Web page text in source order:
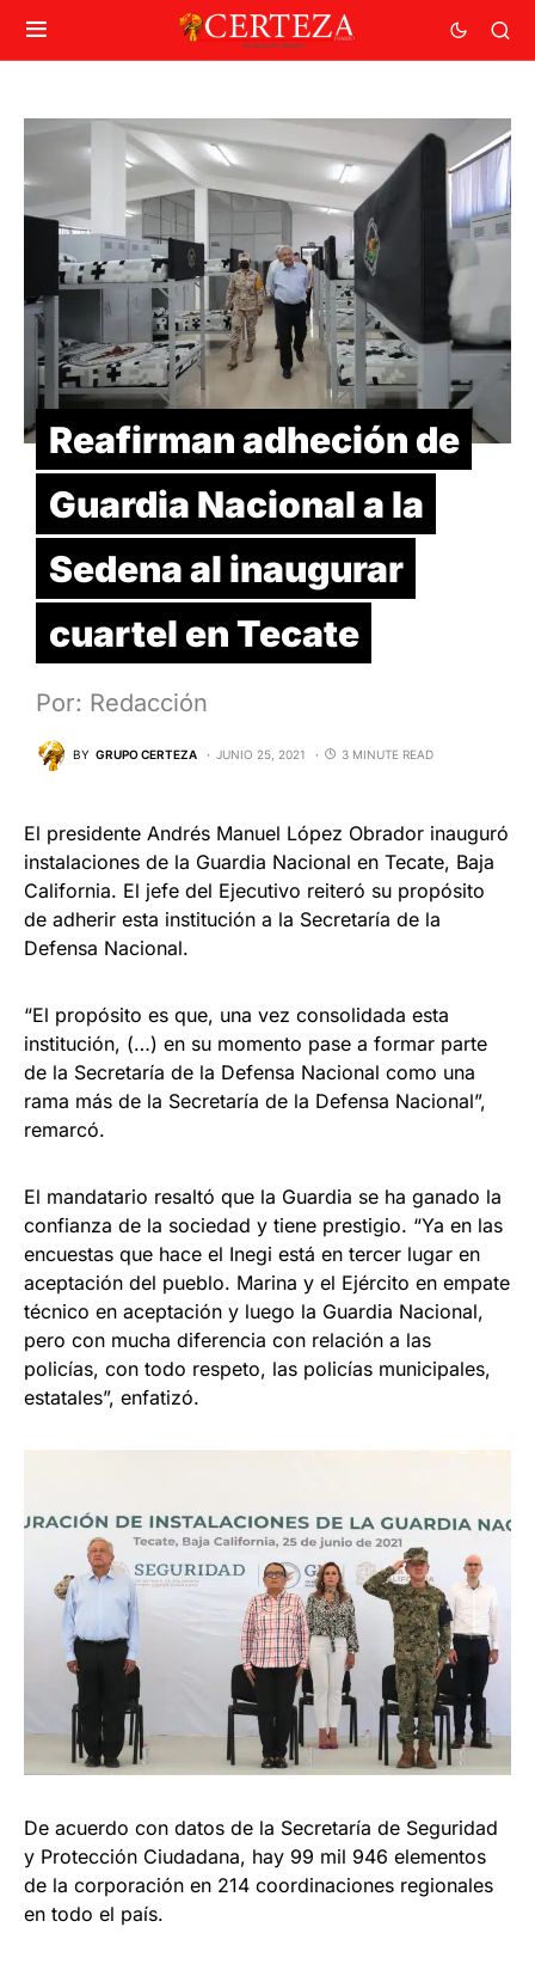
Reafirman adheción de
Guardia Nacional a la
Sedena al inaugurar
cuartel en Tecate
Por: Redacción
BY GRUPO CERTEZA JUNIO 25, 2021 3 MINUTE READ
El presidente Andrés Manuel López Obrador inauguró
instalaciones de la Guardia Nacional en Tecate, Baja
California. El jefe del Ejecutivo reiteró su propósito
de adherir esta institución a la Secretaría de la
Defensa Nacional.
“El propósito es que, una vez consolidada esta
institución, (…) en su momento pase a formar parte
de la Secretaría de la Defensa Nacional como una
rama más de la Secretaría de la Defensa Nacional”,
remarcó.
El mandatario resaltó que la Guardia se ha ganado la
confianza de la sociedad y tiene prestigio. “Ya en las
encuestas que hace el Inegi está en tercer lugar en
aceptación del pueblo. Marina y el Ejército en empate
técnico en aceptación y luego la Guardia Nacional,
pero con mucha diferencia con relación a las
policías, con todo respeto, las policías municipales,
estatales”, enfatizó.
De acuerdo con datos de la Secretaría de Seguridad
y Protección Ciudadana, hay 99 mil 946 elementos
de la corporación en 214 coordinaciones regionales
en todo el país.